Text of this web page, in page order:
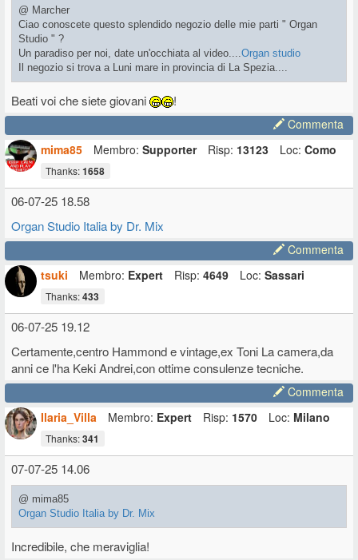
@ Marcher
Ciao conoscete questo splendido negozio delle mie parti " Organ
Studio " ?
Un paradiso per noi, date un'occhiata al video.... Organ studio
Il negozio si trova a Luni mare in provincia di La Spezia....
Beati voi che siete giovani !
Commenta
mima85
Membro: Supporter Risp: 13123 Loc: Como
Thanks:1658
06-07-25 18.58
Organ Studio Italia by Dr. Mix
Commenta
tsuki
Membro: Expert Risp: 4649 Loc: Sassari
Thanks:433
06-07-25 19.12
Certamente,centro Hammond e vintage,ex Toni La camera,da
anni ce l'ha Keki Andrei,con ottime consulenze tecniche.
Commenta
Ilaria_Villa
Membro: Expert Risp: 1570 Loc: Milano
Thanks:341
07-07-25 14.06
@ mima85
Organ Studio Italia by Dr. Mix
Incredibile, che meraviglia!